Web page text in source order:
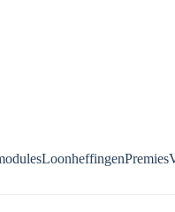
LoonheffingenPremies